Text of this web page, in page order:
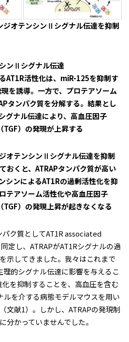
オテンシンⅡシグナル伝達を抑制
ンⅡシグナル伝達
AT1R活性化は、miR-125を抑制す
を誘導。一方で、プロテアソーム
タンパク質を分解する。結果とし
グナル伝達により、高血圧因子
TGF）の発現が上昇する
オテンシンⅡシグナル伝達を抑制
おくと、ATRAPタンパク質が高い
シンによるAT1Rの過剰活性化を抑
テアソーム活性化や高血圧因子
TGF）の発現上昇が起きなくなる
ク質としてAT1R associated
定し、ATRAPがAT1Rシグナルの過
示してきました。我々はこれまで
理的シグナル伝達に影響を与えるこ
化を抑制することを、高血圧を含む
を介する病態モデルマウスを用い
文献1）。しかし、ATRAPの発現制
分かっていませんでした。